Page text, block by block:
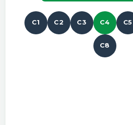
C1 C2 C3 C4 C5
C8